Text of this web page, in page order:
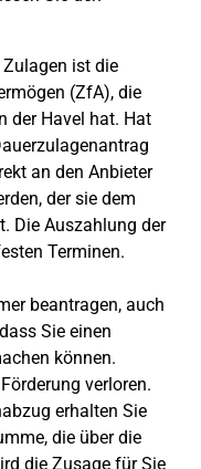
ist die
(ZfA), die
der Havel hat. Hat
an den Anbieter
der sie dem
Die Auszahlung der
Terminen.
beantragen, auch
Sie einen
können.
verloren.
erhalten Sie
die über die
die Zusage für Sie